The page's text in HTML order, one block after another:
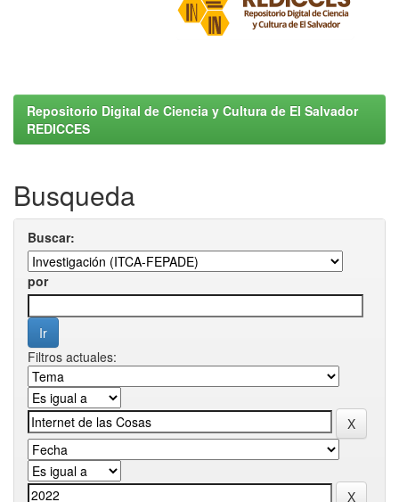
Repositorio Digital de Ciencia y Cultura de El Salvador
REDICCES
Busqueda
Buscar:
por
Filtros actuales: